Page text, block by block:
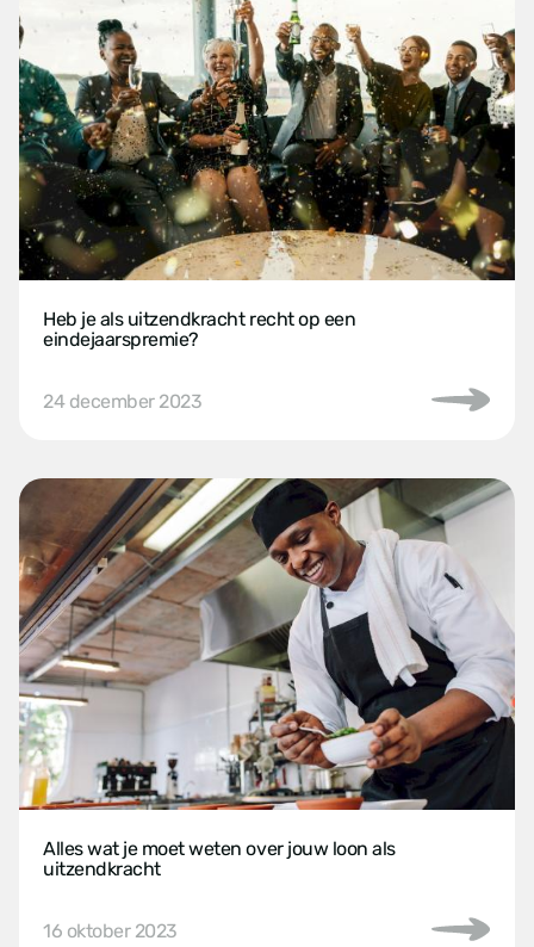
Heb je als uitzendkracht recht op een
eindejaarspremie?
24 december 2023
Alles wat je moet weten over jouw loon als
uitzendkracht
16 oktober 2023